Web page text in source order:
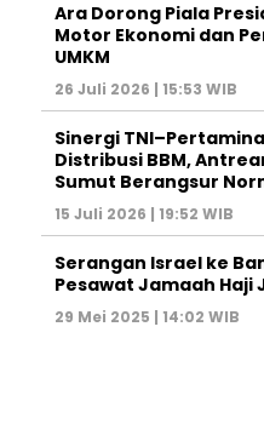
Ara Dorong Piala
Motor Ekonomi dan
UMKM
26 Juli 2026 | 15:53 WIB
Sinergi
Distribusi BBM,
Sumut Berangsur
15 Juli 2026 | 19:52 WIB
Serangan Israel ke
Pesawat Jamaah Haji
29 Mei 2025 | 14:02 WIB